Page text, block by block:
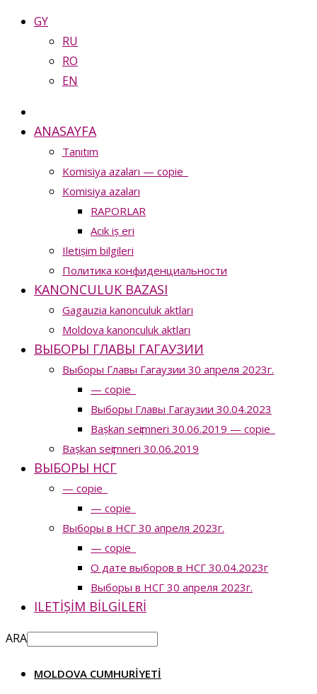
GY
RU
RO
EN
ANASAYFA
Tanıtım
Komisiya azaları — copie_
Komisiya azaları
RAPORLAR
Acık iș eri
Iletișim bilgileri
Политика конфиденциальности
KANONCULUK BAZASI
Gagauzia kanonculuk aktları
Moldova kanonculuk aktları
ВЫБОРЫ ГЛАВЫ ГАГАУЗИИ
Выборы Главы Гагаузии 30 апреля 2023г.
— copie_
Выборы Главы Гагаузии 30.04.2023
Bașkan seҫimneri 30.06.2019 — copie_
Bașkan seҫimneri 30.06.2019
ВЫБОРЫ НСГ
— copie_
— copie_
Выборы в НСГ 30 апреля 2023г.
— copie_
О дате выборов в НСГ 30.04.2023г
Выборы в НСГ 30 апреля 2023г.
ILETIȘIM BILGILERI
ARA
MOLDOVA CUMHURIYETI